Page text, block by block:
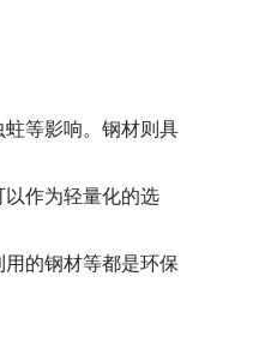
等影响。钢材则具
作为轻量化的选
的钢材等都是环保